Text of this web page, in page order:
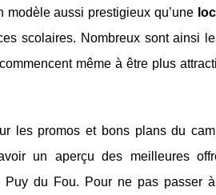
modèle aussi prestigieux qu’une
scolaires. Nombreux sont ainsi
même à être plus
les promos et bons plans du
un aperçu des meilleures
du Fou. Pour ne pas passer